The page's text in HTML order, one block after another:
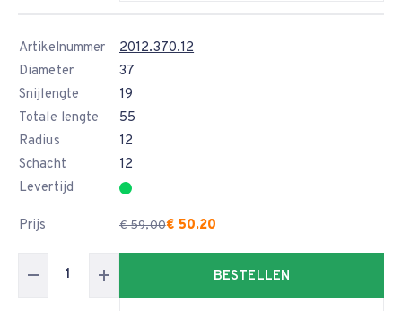
Artikelnummer
2012.370.12
Diameter
37
Snijlengte
19
Totale lengte
55
Radius
12
Schacht
12
Levertijd
Prijs € 59,00€ 50,20
BESTELLEN